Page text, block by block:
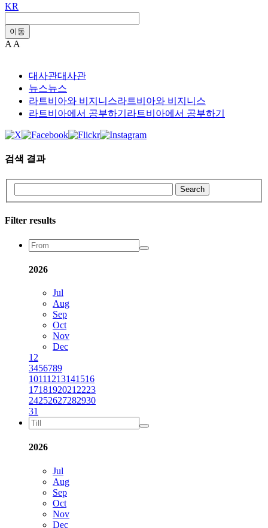
KR
이동
A A
대사관대사관
뉴스뉴스
라트비아와 비지니스라트비아와 비지니스
라트비아에서 공부하기 라트비아에서 공부하기
검색 결과
Search
Filter results
2026
Jul
Aug
Sep
Oct
Nov
Dec
1 2
3456789
10111213141516
1718192021 2223
24252627282930
31
2026
Jul
Aug
Sep
Oct
Nov
Dec